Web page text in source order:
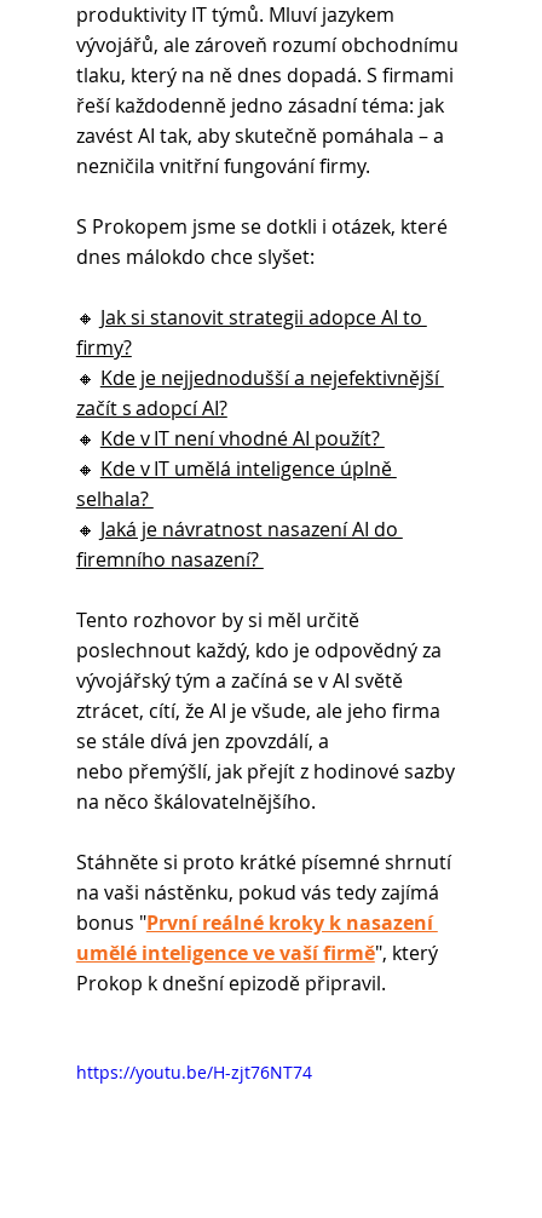
produktivity IT týmů. Mluví jazykem
vývojářů, ale zároveň rozumí obchodnímu
tlaku, který na ně dnes dopadá. S firmami
řeší každodenně jedno zásadní téma: jak
zavést AI tak, aby skutečně pomáhala – a
nezničila vnitřní fungování firmy.
S Prokopem jsme se dotkli i otázek, které
dnes málokdo chce slyšet:
🔸 Jak si stanovit strategii adopce AI to
firmy?
🔸 Kde je nejjednodušší a nejefektivnější
začít s adopcí AI?
🔸 Kde v IT není vhodné AI použít?
🔸 Kde v IT umělá inteligence úplně
selhala?
🔸 Jaká je návratnost nasazení AI do
firemního nasazení?
Tento rozhovor by si měl určitě
poslechnout každý, kdo je odpovědný za
vývojářský tým a začíná se v AI světě
ztrácet, cítí, že AI je všude, ale jeho firma
se stále dívá jen zpovzdálí, a
nebo přemýšlí, jak přejít z hodinové sazby
na něco škálovatelnějšího.
Stáhněte si proto krátké písemné shrnutí
na vaši nástěnku, pokud vás tedy zajímá
bonus "První reálné kroky k nasazení
umělé inteligence ve vaší firmě", který
Prokop k dnešní epizodě připravil.
https://youtu.be/H-zjt76NT74